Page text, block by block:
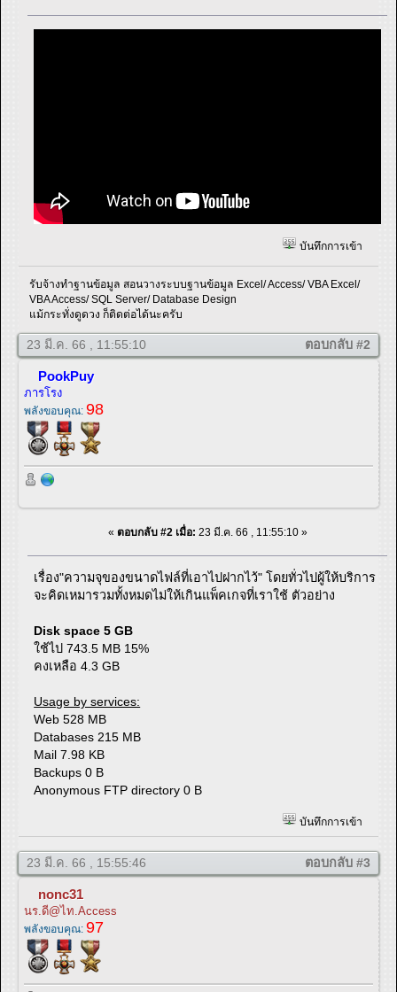
บันทึกการเข้า
รับจ้างทำฐานข้อมูล สอนวางระบบฐานข้อมูล Excel/ Access/ VBA Excel/
VBA Access/ SQL Server/ Database Design
แม้กระทั่งดูดวง ก็ติดต่อได้นะครับ
23 มี.ค. 66 , 11:55:10 ตอบกลับ #2
PookPuy
ภารโรง
พลังขอบคุณ: 98
« ตอบกลับ #2 เมื่อ: 23 มี.ค. 66 , 11:55:10 »
เรื่อง"ความจุของขนาดไฟล์ที่เอาไปฝากไว้" โดยทั่วไปผู้ให้บริการ
จะคิดเหมารวมทั้งหมดไม่ให้เกินแพ็คเกจที่เราใช้ ตัวอย่าง
Disk space 5 GB
ใช้ไป 743.5 MB 15%
คงเหลือ 4.3 GB
Usage by services:
Web 528 MB
Databases 215 MB
Mail 7.98 KB
Backups 0 B
Anonymous FTP directory 0 B
บันทึกการเข้า
23 มี.ค. 66 , 15:55:46 ตอบกลับ #3
nonc31
นร.ดี@ไท.Access
พลังขอบคุณ: 97